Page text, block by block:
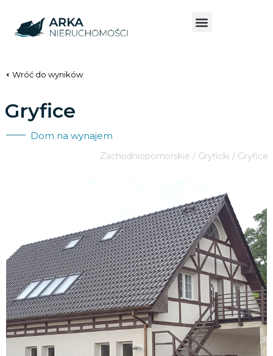
Wróć do wyników
Gryfice
Dom na wynajem
Zachodniopomorskie / Gryficki / Gryfice